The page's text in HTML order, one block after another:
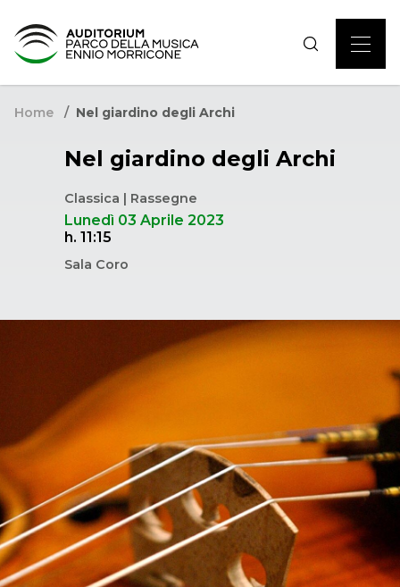
Home Nel giardino degli Archi
Nel giardino degli Archi
Classica | Rassegne
Lunedì 03 Aprile 2023
h. 11:15
Sala Coro